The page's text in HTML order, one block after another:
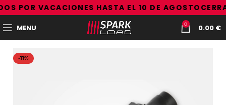
POR VACACIONES HASTA EL 10 DE AGOSTO
MENU 0 0.00 €
-11%